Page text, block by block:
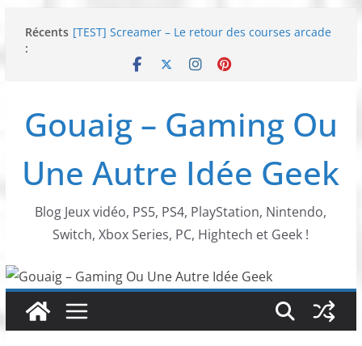
Récents
:
[TEST] Screamer – Le retour des courses arcade
SWITCH 2 : Nouveaux accessoires Turtle Beach X
SNK NEOGEO AES+ : un succès dingue !
NEOGEO AES+ : La légende de l’arcade est de
Gouaig – Gaming Ou
Une Autre Idée Geek
Blog Jeux vidéo, PS5, PS4, PlayStation, Nintendo,
Switch, Xbox Series, PC, Hightech et Geek !